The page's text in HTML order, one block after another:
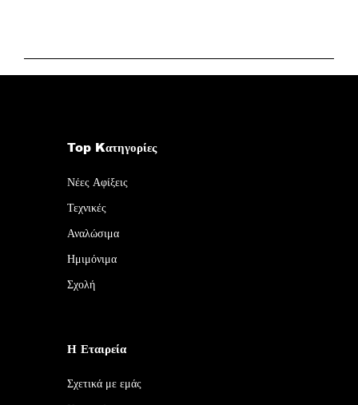
Top Kατηγορίες
Νέες Αφίξεις
Τεχνικές
Αναλώσιμα
Ημιμόνιμα
Σχολή
Η Εταιρεία
Σχετικά με εμάς